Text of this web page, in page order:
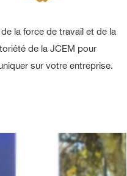
la force de travail et de la
de la JCEM pour
sur votre entreprise.